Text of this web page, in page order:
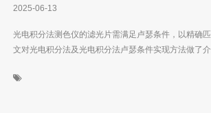
2025-06-13
光电积分法测色仪的滤光片需满足卢瑟条件，以精确
文对光电积分法及光电积分法卢瑟条件实现方法做了